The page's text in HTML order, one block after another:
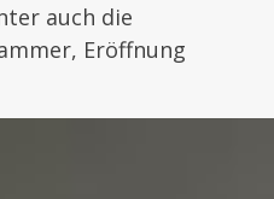
auch die
Eröffnung